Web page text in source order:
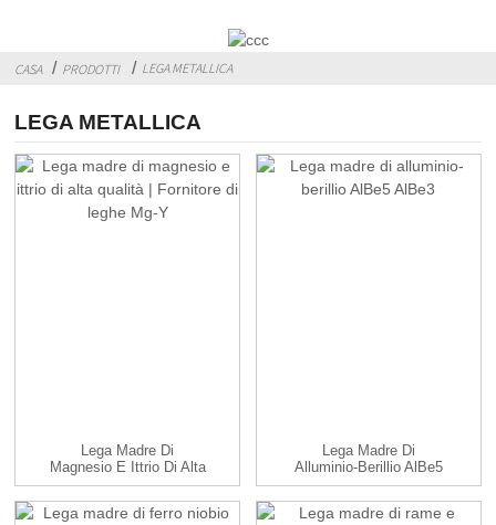
CASA PRODOTTI LEGA METALLICA
LEGA METALLICA
Lega Madre Di
Magnesio E Ittrio Di Alta
Qualità | Mg-Y A...
Lega Madre Di
Alluminio-Berillio AlBe5
AlBe3